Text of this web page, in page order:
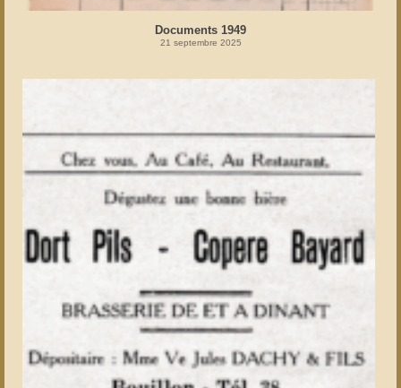
Documents 1949
21 septembre 2025